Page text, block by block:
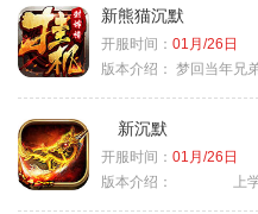
新熊猫沉默
开服时间： 01月/26日
版本介绍： 梦回当年兄
新沉默
开服时间： 01月/26日
版本介绍：
上学